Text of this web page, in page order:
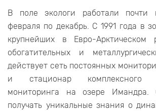
В поле экологи работали почти
февраля по декабрь. С 1991 года в
крупнейших в Евро-Арктическом
обогатительных и
действует сеть постоянных
и стационар комплексного
мониторинга на озере Имандра.
получать уникальные знания о